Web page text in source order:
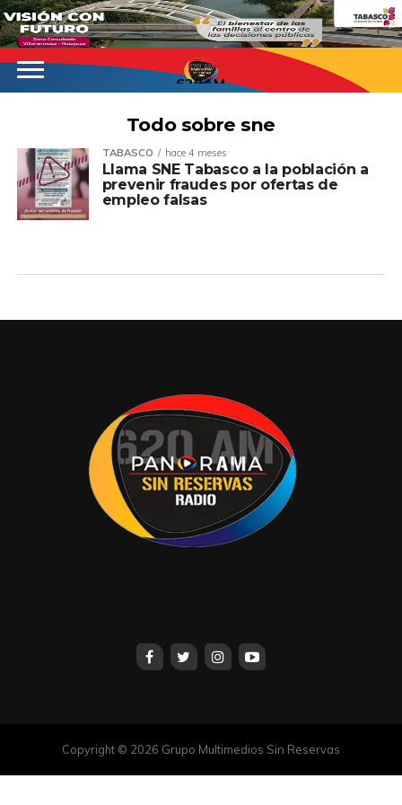
620AM
Todo sobre sne
TABASCO hace 4 meses
Llama SNE Tabasco a la población a
prevenir fraudes por ofertas de
empleo falsas
Copyright © 2026 Grupo Multimedios Sin Reservas